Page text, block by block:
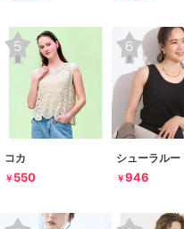
コカ
￥ 550
シューラルー
￥946